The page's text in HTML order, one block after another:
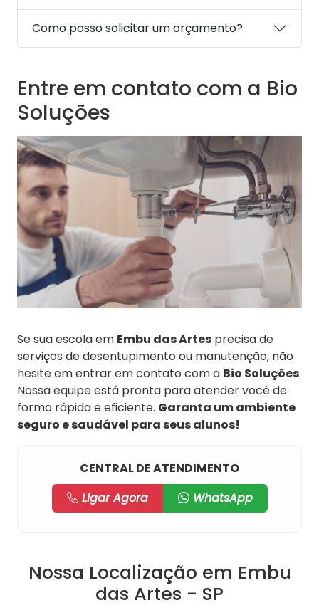
Como posso solicitar um orçamento?
Entre em contato com a Bio
Soluções
Se sua escola em Embu das Artes precisa de
serviços de desentupimento ou manutenção, não
hesite em entrar em contato com a Bio Soluções.
Nossa equipe está pronta para atender você de
forma rápida e eficiente. Garanta um ambiente
seguro e saudável para seus alunos!
CENTRAL DE ATENDIMENTO
Ligar Agora
WhatsApp
Nossa Localização em Embu
das Artes - SP